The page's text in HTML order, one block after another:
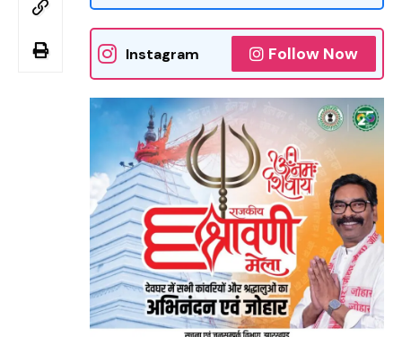
Instagram Follow Now